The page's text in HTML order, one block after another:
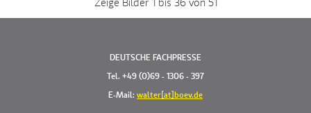
Zeige Bilder 1 bis 36 von 51
DEUTSCHE FACHPRESSE
Tel. +49 (0)69 - 1306 - 397
E-Mail: walter[at]boev.de